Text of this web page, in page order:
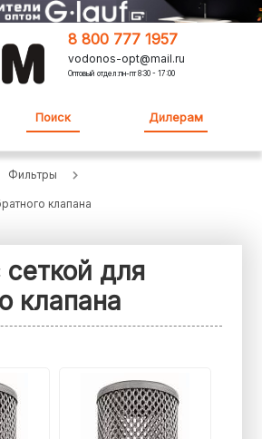
8 800 777 1957
vodonos-opt@mail.ru
Оптовый отдел:пн-пт 8:30 - 17:00
Поиск Дилерам
Фильтры
клапана
для
клапана